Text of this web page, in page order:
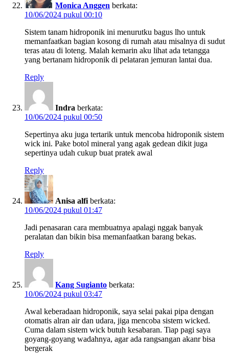
Monica Anggen berkata:
10/06/2024 pukul 00:10
Sistem tanam hidroponik ini menurutku bagus lho untuk
memanfaatkan bagian kosong di rumah atau misalnya di sudut
teras atau di loteng. Malah kemarin aku lihat ada tetangga
yang bertanam hidroponik di pelataran jemuran lantai dua.
Reply
Indra berkata:
10/06/2024 pukul 00:50
Sepertinya aku juga tertarik untuk mencoba hidroponik sistem
wick ini. Pake botol mineral yang agak gedean dikit juga
sepertinya udah cukup buat pratek awal
Reply
Anisa alfi berkata:
10/06/2024 pukul 01:47
Jadi penasaran cara membuatnya apalagi nggak banyak
peralatan dan bikin bisa memanfaatkan barang bekas.
Reply
Kang Sugianto berkata:
10/06/2024 pukul 03:47
Awal keberadaan hidroponik, saya selai pakai pipa dengan
otomatis alran air dan udara, jiga mencoba sistem wicked.
Cuma dalam sistem wick butuh kesabaran. Tiap pagi saya
goyang-goyang wadahnya, agar ada rangsangan akanr bisa
bergerak